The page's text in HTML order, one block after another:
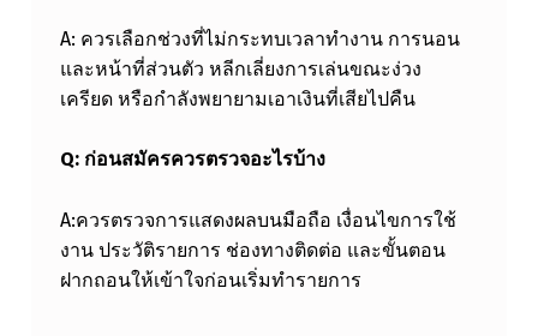
A: ควรเลือกช่วงที่ไม่กระทบเวลาทำงาน การนอน
และหน้าที่ส่วนตัว หลีกเลี่ยงการเล่นขณะง่วง
เครียด หรือกำลังพยายามเอาเงินที่เสียไปคืน
Q: ก่อนสมัครควรตรวจอะไรบ้าง
A:ควรตรวจการแสดงผลบนมือถือ เงื่อนไขการใช้
งาน ประวัติรายการ ช่องทางติดต่อ และขั้นตอน
ฝากถอนให้เข้าใจก่อนเริ่มทำรายการ